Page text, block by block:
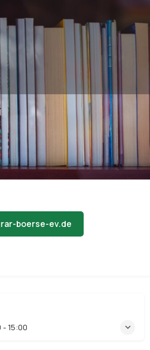
in Alt-Marzahn
was das historische
boerse-ev.de
- 15:00